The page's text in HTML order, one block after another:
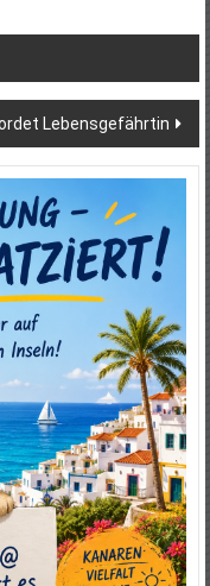
Lebensgefährtin